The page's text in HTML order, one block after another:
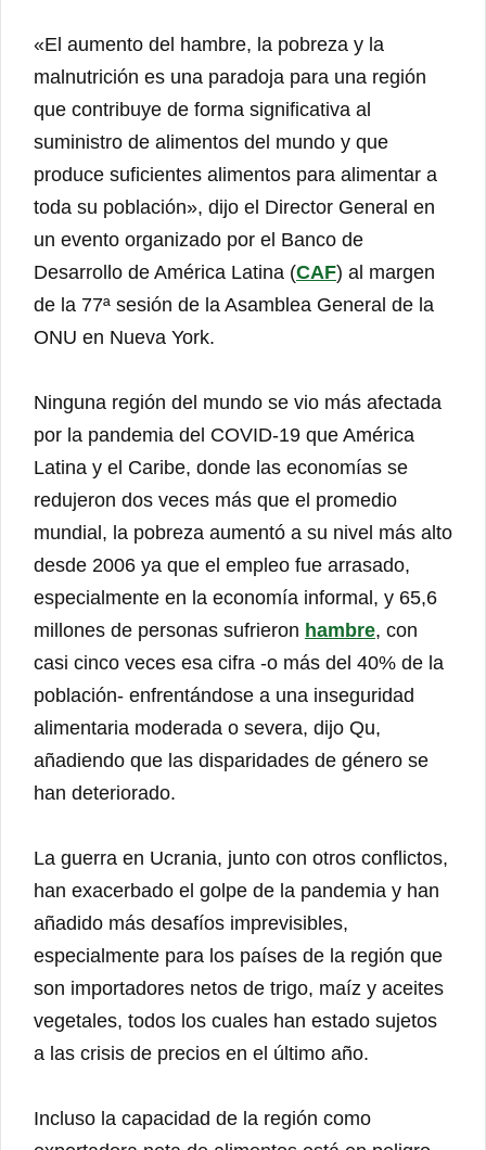
«El aumento del hambre, la pobreza y la
malnutrición es una paradoja para una región
que contribuye de forma significativa al
suministro de alimentos del mundo y que
produce suficientes alimentos para alimentar a
toda su población», dijo el Director General en
un evento organizado por el Banco de
Desarrollo de América Latina (CAF) al margen
de la 77ª sesión de la Asamblea General de la
ONU en Nueva York.
Ninguna región del mundo se vio más afectada
por la pandemia del COVID-19 que América
Latina y el Caribe, donde las economías se
redujeron dos veces más que el promedio
mundial, la pobreza aumentó a su nivel más alto
desde 2006 ya que el empleo fue arrasado,
especialmente en la economía informal, y 65,6
millones de personas sufrieron hambre, con
casi cinco veces esa cifra -o más del 40% de la
población- enfrentándose a una inseguridad
alimentaria moderada o severa, dijo Qu,
añadiendo que las disparidades de género se
han deteriorado.
La guerra en Ucrania, junto con otros conflictos,
han exacerbado el golpe de la pandemia y han
añadido más desafíos imprevisibles,
especialmente para los países de la región que
son importadores netos de trigo, maíz y aceites
vegetales, todos los cuales han estado sujetos
a las crisis de precios en el último año.
Incluso la capacidad de la región como